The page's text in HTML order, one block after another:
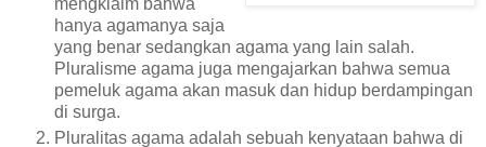
mengklaim bahwa
hanya agamanya saja
yang benar sedangkan agama yang lain salah.
Pluralisme agama juga mengajarkan bahwa semua
pemeluk agama akan masuk dan hidup berdampingan
di surga.
Pluralitas agama adalah sebuah kenyataan bahwa di